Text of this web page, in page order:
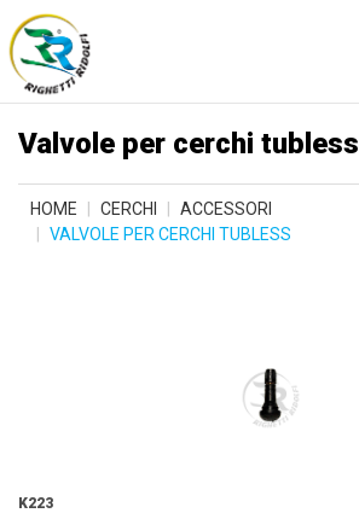
Valvole per cerchi tubless
HOME CERCHI
ACCESSORI
VALVOLE PER CERCHI TUBLESS
K223